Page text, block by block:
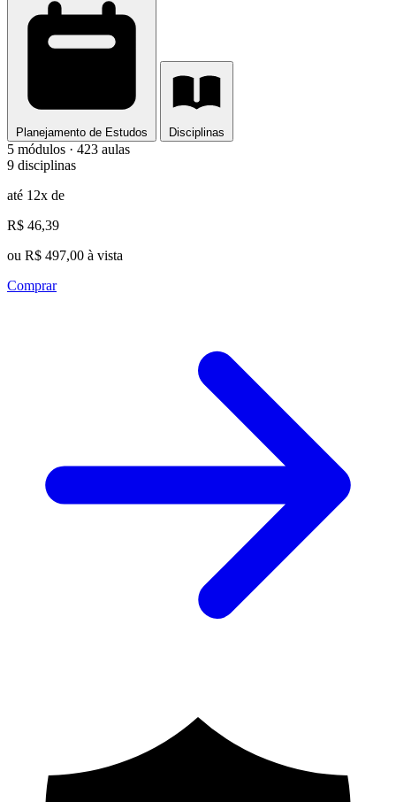
Planejamento de Estudos Disciplinas
5 módulos · 423 aulas
9 disciplinas
até 12x de
R$ 46,39
ou R$ 497,00 à vista
Comprar